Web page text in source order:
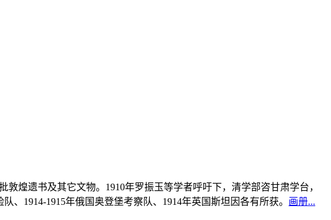
煌遗书及其它文物。1910年罗振玉等学者呼吁下，清学部咨甘肃学台，
1914-1915年俄国奥登堡考察队、1914年英国斯坦因各有所获。 画册...